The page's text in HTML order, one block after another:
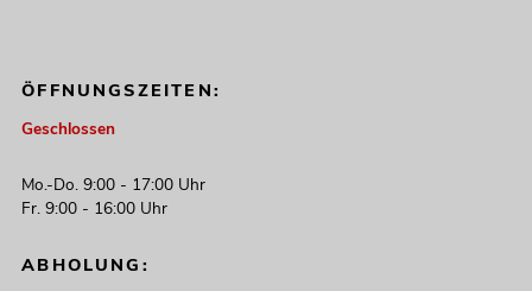
ÖFFNUNGSZEITEN:
Geschlossen
Mo.-Do. 9:00 - 17:00 Uhr
Fr. 9:00 - 16:00 Uhr
ABHOLUNG: